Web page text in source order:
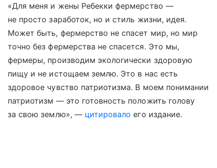
«Для меня и жены Ребекки фермерство —
не просто заработок, но и стиль жизни, идея.
Может быть, фермерство не спасет мир, но мир
точно без фермерства не спасется. Это мы,
фермеры, производим экологически здоровую
пищу и не истощаем землю. Это в нас есть
здоровое чувство патриотизма. В моем понимании
патриотизм — это готовность положить голову
за свою землю», — цитировало его издание.